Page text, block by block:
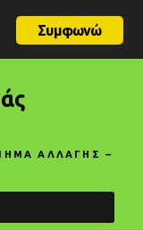
ΑΛΛΑΓΗΣ –
Συμφωνώ